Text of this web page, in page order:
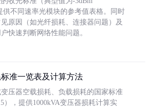
供不同速率光模块的参考值表格。同时
原因（如光纤损耗、连接器问题）及
快速判断网络性能问题。
准一览表及计算方法
压器空载损耗、负载损耗的国家标准
），提供1000kVA变压器损耗计算实